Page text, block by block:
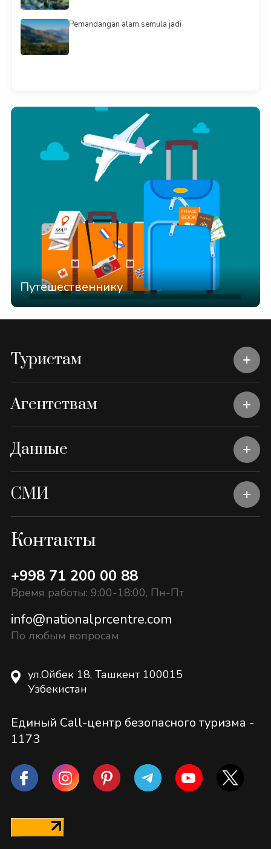
Pemandangan alam semula jadi
Путешественнику
Туристам
Агентствам
Данные
СМИ
Контакты
+998 71 200 00 88
Время работы: 9:00-18:00, Пн-Пт
info@nationalprcentre.com
По любым вопросам
ул.Ойбек 18, Ташкент 100015
Узбекистан
Единый Call-центр безопасного туризма -
1173